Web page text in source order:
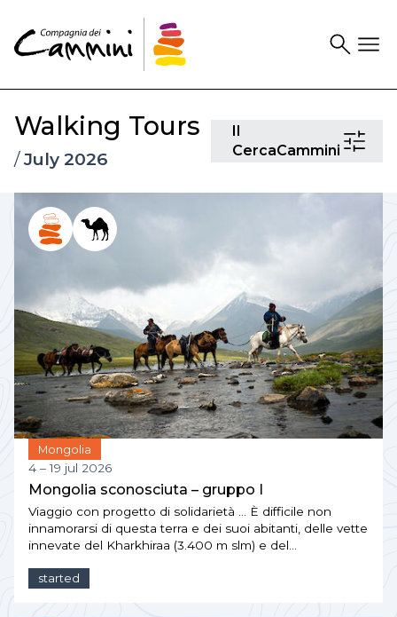
SearchDrawer
Walking Tours
/July 2026
Il
CercaCammini
Il
Mongolia
4 – 19 jul 2026
Mongolia sconosciuta – gruppo I
Viaggio con progetto di solidarietà … È difficile non
innamorarsi di questa terra e dei suoi abitanti, delle vette
innevate del Kharkhiraa (3.400 m slm) e del…
started